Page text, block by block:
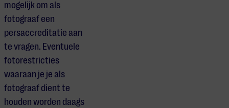
mogelijk om als
fotograaf een
persaccreditatie aan
te vragen. Eventuele
fotorestricties
waaraan je je als
fotograaf dient te
houden worden daags